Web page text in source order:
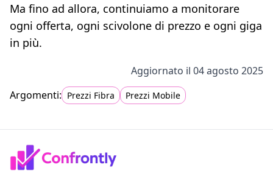
Ma fino ad allora, continuiamo a monitorare
ogni offerta, ogni scivolone di prezzo e ogni giga
in più.
Aggiornato il 04 agosto 2025
Prezzi Fibra Prezzi Mobile